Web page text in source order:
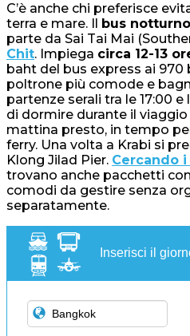
C’è anche chi preferisce
terra e mare. Il bus
parte da Sai Tai Mai
Chit. Impiega circa 12-13
baht del bus express ai 970
poltrone più comode e
partenze serali tra le 17:00
di dormire durante il viaggio
mattina presto, in tempo
ferry. Una volta a Krabi si
Klong Jilad Pier. Cercando
trovano anche pacchetti
comodi da gestire senza
separatamente.
Inserisci il